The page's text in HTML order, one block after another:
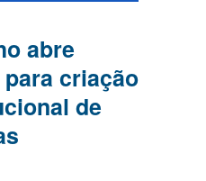
abre
criação
de